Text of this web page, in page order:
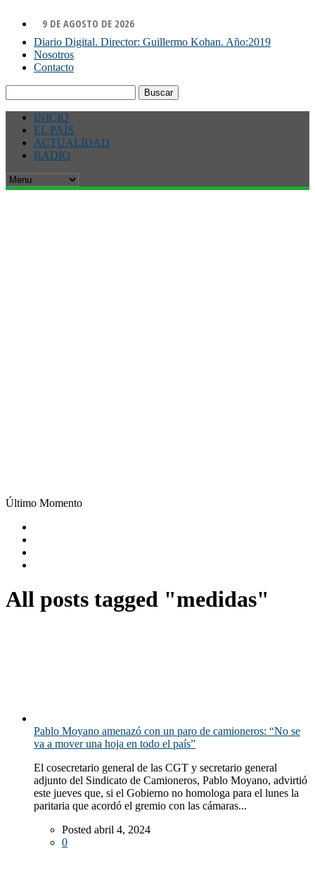
9 DE AGOSTO DE 2026
Diario Digital. Director: Guillermo Kohan. Año:2019
Nosotros
Contacto
INICIO
EL PAÍS
ACTUALIDAD
RADIO
Último Momento
All posts tagged "medidas"
Pablo Moyano amenazó con un paro de camioneros: “No se
va a mover una hoja en todo el país”
El cosecretario general de las CGT y secretario general
adjunto del Sindicato de Camioneros, Pablo Moyano, advirtió
este jueves que, si el Gobierno no homologa para el lunes la
paritaria que acordó el gremio con las cámaras...
Posted abril 4, 2024
0